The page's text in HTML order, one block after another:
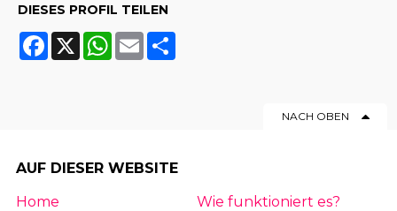
DIESES PROFIL TEILEN
Facebook
X WhatsApp
Email
NACH OBEN
AUF DIESER WEBSITE
Home
Wie funktioniert es?